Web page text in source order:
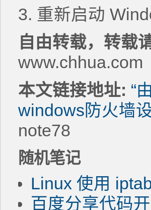
3. 重新启动
自由转载，转载
www.chhua.com
本文链接地址: “
windows防火墙
note78
随机笔记
Linux 使用
百度分享代码